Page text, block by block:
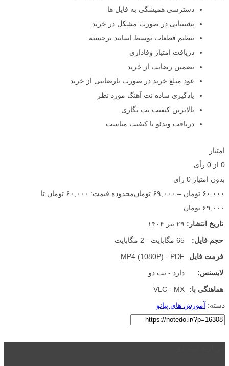
دسترسی همیشگی به فایل ها
پشتیبانی در صورت مشکل در خرید
تنظیم قطعات توسط اساتید برجسته
دریافت امتیاز وفاداری
تضمین رضایت از خرید
عود مبلغ خرید در صورت نارضایتی از خرید
یادگیری ساده نت آهنگ مورد نظر
بالاترین کیفیت نت نگاری
دریافت ویدئو با کیفیت مناسب
امتیاز
0 از 0 رأی
بدون امتیاز 0 رای
۶۰,۰۰۰ تومان – ۶۹,۰۰۰ تومان
محدوده قیمت: ۶۰,۰۰۰ تومان تا
۶۹,۰۰۰ تومان
تاریخ انتشار: ۲۹ تیر ۱۴۰۴
حجم فایل:
65 مگابایت - 2 مگابایت
فرمت فایل
MP4 (1080P) - PDF
لایسنس:
دارد - نت دو
هماهنگی با:
VLC - MX
دسته: آموزش های پیانو